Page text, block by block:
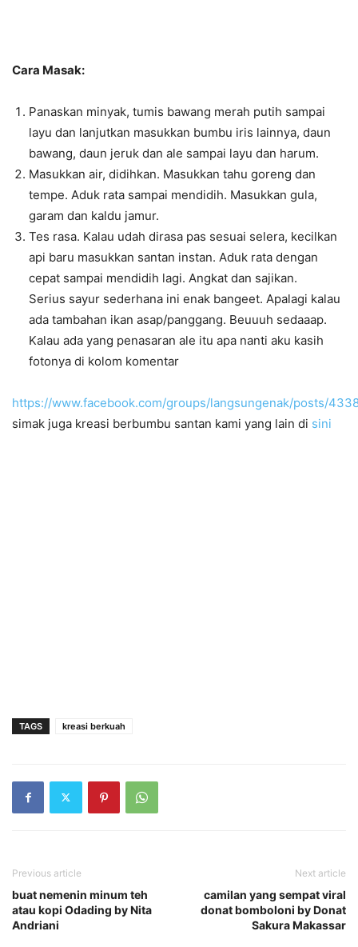
Cara Masak:
Panaskan minyak, tumis bawang merah putih sampai
layu dan lanjutkan masukkan bumbu iris lainnya, daun
bawang, daun jeruk dan ale sampai layu dan harum.
Masukkan air, didihkan. Masukkan tahu goreng dan
tempe. Aduk rata sampai mendidih. Masukkan gula,
garam dan kaldu jamur.
Tes rasa. Kalau udah dirasa pas sesuai selera, kecilkan
api baru masukkan santan instan. Aduk rata dengan
cepat sampai mendidih lagi. Angkat dan sajikan.
Serius sayur sederhana ini enak bangeet. Apalagi kalau
ada tambahan ikan asap/panggang. Beuuuh sedaaap.
Kalau ada yang penasaran ale itu apa nanti aku kasih
fotonya di kolom komentar
https://www.facebook.com/groups/langsungenak/posts/
simak juga kreasi berbumbu santan kami yang lain di sini
TAGS kreasi berkuah
Previous article
buat nemenin minum teh
atau kopi Odading by Nita
Andriani
Next article
camilan yang sempat viral
donat bomboloni by Donat
Sakura Makassar